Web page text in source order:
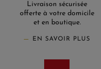
Livraison sécurisée
offerte à votre domicile
et en boutique.
EN SAVOIR PLUS